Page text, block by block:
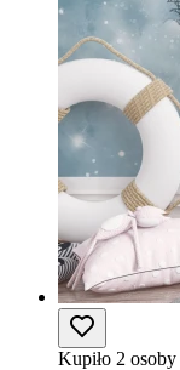
Kupiło 2 osoby